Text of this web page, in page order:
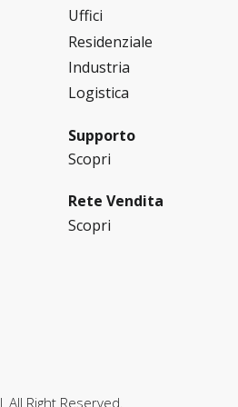
Uffici
Residenziale
Industria
Logistica
Supporto
Scopri
Rete Vendita
Scopri
| All Right Reserved.